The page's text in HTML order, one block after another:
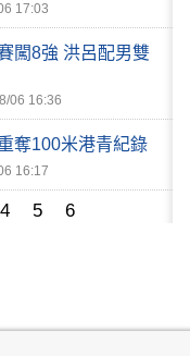
17:03
闖8強 洪呂配男雙
06 16:36
奪100米港青紀錄
16:17
4 5 6